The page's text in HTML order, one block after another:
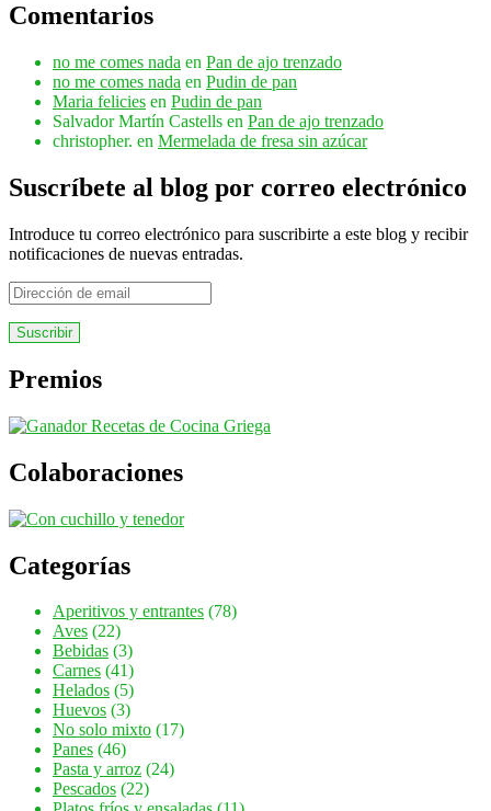
Comentarios
no me comes nada en Pan de ajo trenzado
no me comes nada en Pudin de pan
Maria felicies en Pudin de pan
Salvador Martín Castells en Pan de ajo trenzado
christopher. en Mermelada de fresa sin azúcar
Suscríbete al blog por correo electrónico
Introduce tu correo electrónico para suscribirte a este blog y recibir
notificaciones de nuevas entradas.
Dirección
de
email
Premios
Colaboraciones
Categorías
Aperitivos y entrantes (78)
Aves (22)
Bebidas (3)
Carnes (41)
Helados (5)
Huevos (3)
No solo mixto (17)
Panes (46)
Pasta y arroz (24)
Pescados (22)